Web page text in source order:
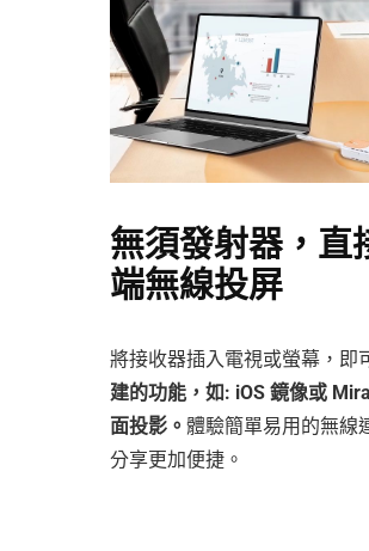
無須發射器，直
端無線投屏
將接收器插入電視或螢幕，即
建的功能，如: iOS 鏡像或
面投影。 體驗簡單易用的無線
分享更加便捷。